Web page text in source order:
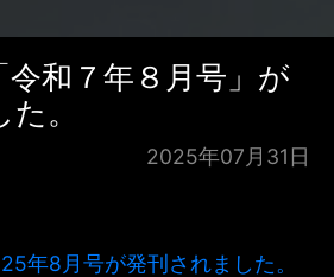
令和７年８月号」が
。
2025年07月31日
年8月号が発刊されました。